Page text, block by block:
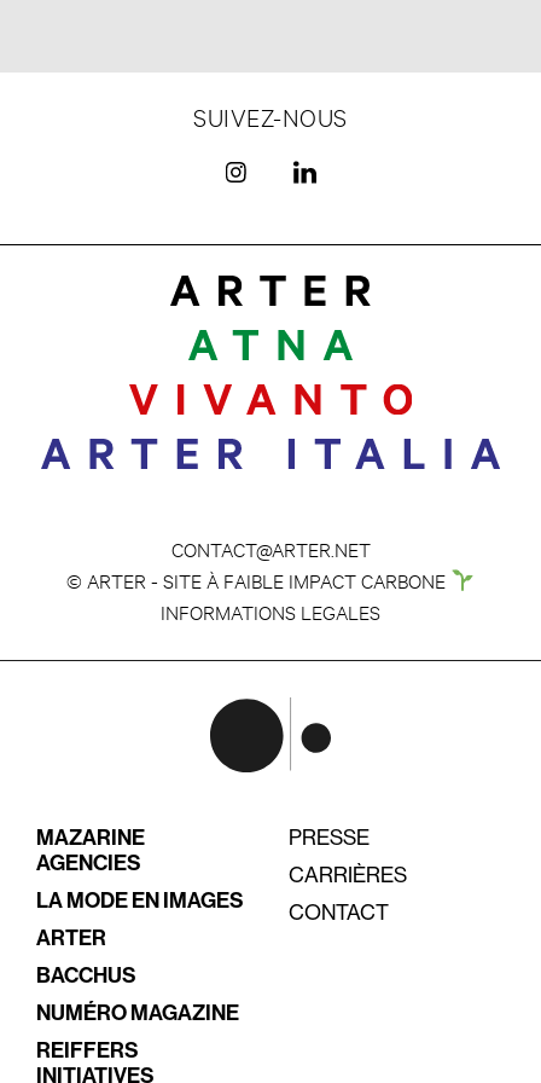
SUIVEZ-NOUS
CONTACT@ARTER.NET
© ARTER - SITE À FAIBLE IMPACT CARBONE
INFORMATIONS LEGALES
MAZARINE
AGENCIES
LA MODE EN IMAGES
ARTER
BACCHUS
NUMÉRO MAGAZINE
REIFFERS
INITIATIVES
PRESSE
CARRIÈRES
CONTACT